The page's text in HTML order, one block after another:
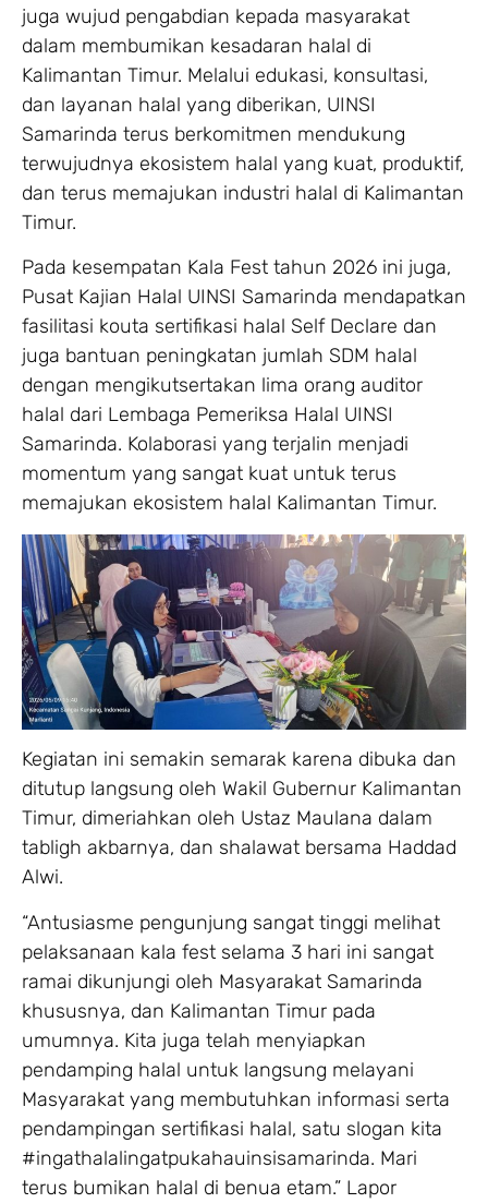
juga wujud pengabdian kepada masyarakat
dalam membumikan kesadaran halal di
Kalimantan Timur. Melalui edukasi, konsultasi,
dan layanan halal yang diberikan, UINSI
Samarinda terus berkomitmen mendukung
terwujudnya ekosistem halal yang kuat, produktif,
dan terus memajukan industri halal di Kalimantan
Timur.
Pada kesempatan Kala Fest tahun 2026 ini juga,
Pusat Kajian Halal UINSI Samarinda mendapatkan
fasilitasi kouta sertifikasi halal Self Declare dan
juga bantuan peningkatan jumlah SDM halal
dengan mengikutsertakan lima orang auditor
halal dari Lembaga Pemeriksa Halal UINSI
Samarinda. Kolaborasi yang terjalin menjadi
momentum yang sangat kuat untuk terus
memajukan ekosistem halal Kalimantan Timur.
Kegiatan ini semakin semarak karena dibuka dan
ditutup langsung oleh Wakil Gubernur Kalimantan
Timur, dimeriahkan oleh Ustaz Maulana dalam
tabligh akbarnya, dan shalawat bersama Haddad
Alwi.
“Antusiasme pengunjung sangat tinggi melihat
pelaksanaan kala fest selama 3 hari ini sangat
ramai dikunjungi oleh Masyarakat Samarinda
khususnya, dan Kalimantan Timur pada
umumnya. Kita juga telah menyiapkan
pendamping halal untuk langsung melayani
Masyarakat yang membutuhkan informasi serta
pendampingan sertifikasi halal, satu slogan kita
#ingathalalingatpukahauinsisamarinda. Mari
terus bumikan halal di benua etam.” Lapor